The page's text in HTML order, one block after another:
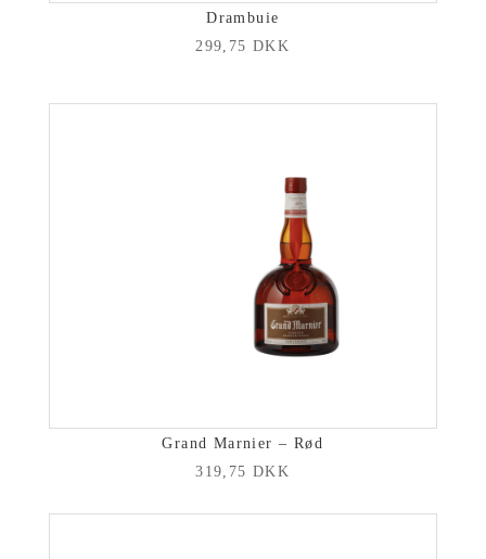
Drambuie
299,75DKK
Grand Marnier – Rød
319,75DKK